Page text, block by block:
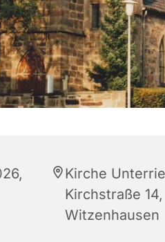
Kirche
Kirchstraße
Witzenhausen